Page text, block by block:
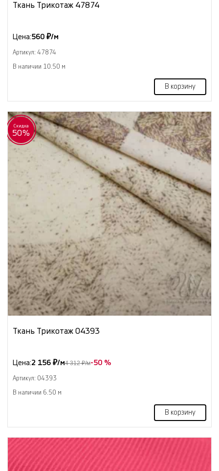
Ткань Трикотаж 47874
Цена:560 ₽/м
Артикул: 47874
В наличии 10.50 м
В корзину
Скидка
50%
Ткань Трикотаж 04393
Цена:2 156 ₽/м4 312 ₽/м-50 %
Артикул: 04393
В наличии 6.50 м
В корзину